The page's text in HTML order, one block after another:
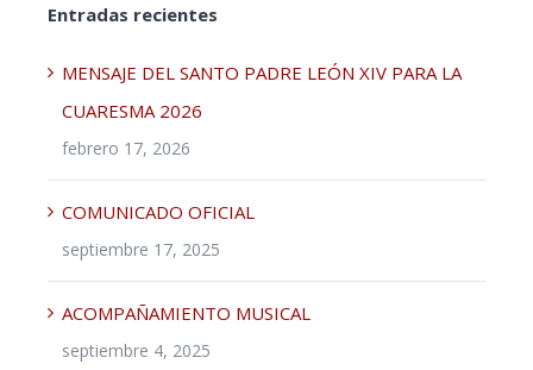
Entradas recientes
MENSAJE DEL SANTO PADRE LEÓN XIV PARA LA
CUARESMA 2026
febrero 17, 2026
COMUNICADO OFICIAL
septiembre 17, 2025
ACOMPAÑAMIENTO MUSICAL
septiembre 4, 2025